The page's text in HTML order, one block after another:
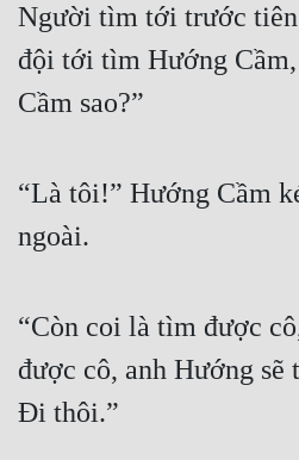
Người tìm tới trước
đội tới tìm Hướng
Cầm sao?”
“Là tôi!” Hướng Cầm
ngoài.
“Còn coi là tìm được
được cô, anh Hướng
Đi thôi.”